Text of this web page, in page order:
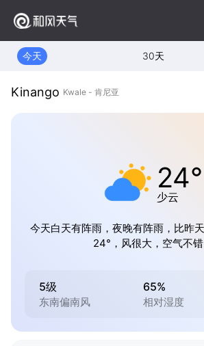
今天 30天
Kinango Kwale - 肯尼亚
24°
少云
今天白天有阵雨，夜晚有阵雨，比昨
24°，风很大，空气不错
5级
东南偏南风
65%
相对湿度